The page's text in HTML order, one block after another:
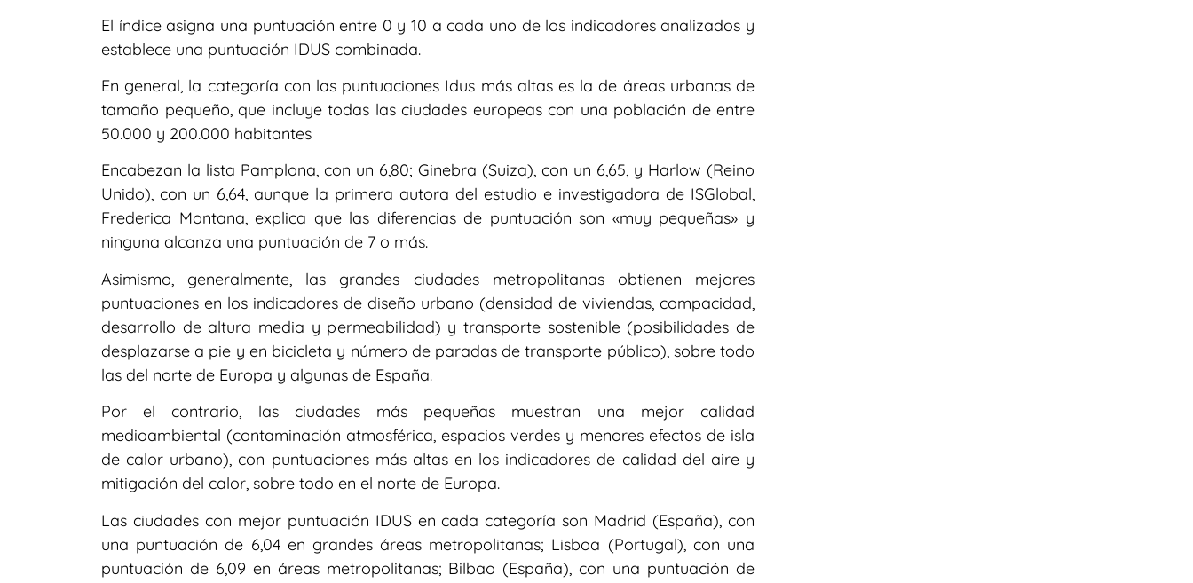
El índice asigna una puntuación entre 0 y 10 a cada uno de los indicadores analizados y
establece una puntuación IDUS combinada.
En general, la categoría con las puntuaciones Idus más altas es la de áreas urbanas de
tamaño pequeño, que incluye todas las ciudades europeas con una población de entre
50.000 y 200.000 habitantes
Encabezan la lista Pamplona, con un 6,80; Ginebra (Suiza), con un 6,65, y Harlow (Reino
Unido), con un 6,64, aunque la primera autora del estudio e investigadora de ISGlobal,
Frederica Montana, explica que las diferencias de puntuación son «muy pequeñas» y
ninguna alcanza una puntuación de 7 o más.
Asimismo, generalmente, las grandes ciudades metropolitanas obtienen mejores
puntuaciones en los indicadores de diseño urbano (densidad de viviendas, compacidad,
desarrollo de altura media y permeabilidad) y transporte sostenible (posibilidades de
desplazarse a pie y en bicicleta y número de paradas de transporte público), sobre todo
las del norte de Europa y algunas de España.
Por el contrario, las ciudades más pequeñas muestran una mejor calidad
medioambiental (contaminación atmosférica, espacios verdes y menores efectos de isla
de calor urbano), con puntuaciones más altas en los indicadores de calidad del aire y
mitigación del calor, sobre todo en el norte de Europa.
Las ciudades con mejor puntuación IDUS en cada categoría son Madrid (España), con
una puntuación de 6,04 en grandes áreas metropolitanas; Lisboa (Portugal), con una
puntuación de 6,09 en áreas metropolitanas; Bilbao (España), con una puntuación de